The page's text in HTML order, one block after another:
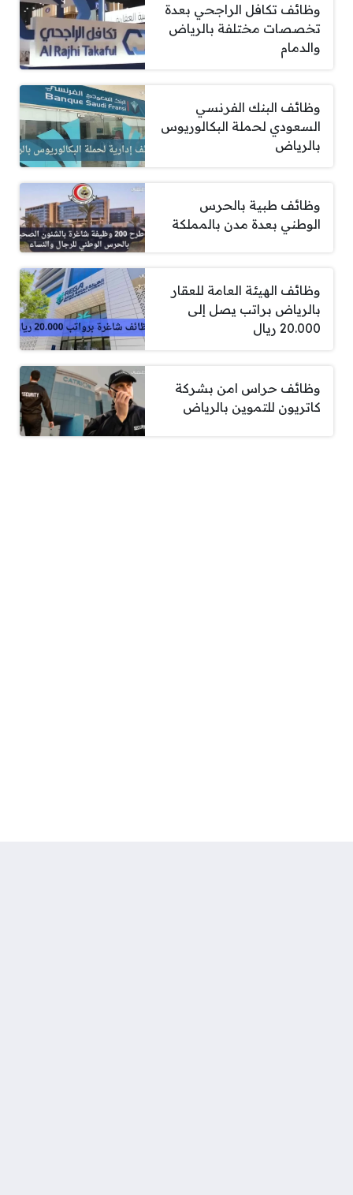
وظائف تكافل الراجحي بعدة
تخصصات مختلفة بالرياض
والدمام
وظائف البنك الفرنسي
السعودي لحملة البكالوريوس
بالرياض
وظائف طبية بالحرس
الوطني بعدة مدن بالمملكة
وظائف الهيئة العامة للعقار
بالرياض براتب يصل إلى
20.000 ريال
وظائف حراس امن بشركة
كاتريون للتموين بالرياض